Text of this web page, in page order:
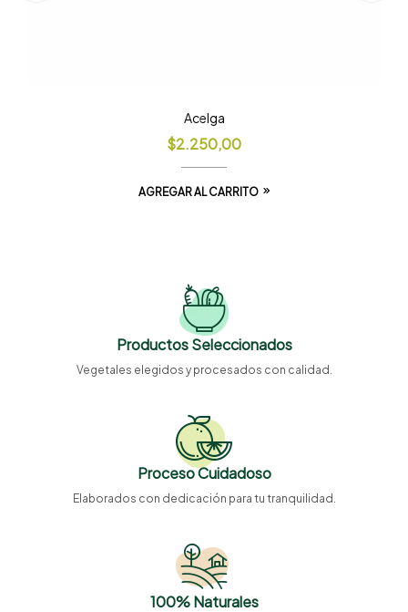
Acelga
$2.250,00
AGREGAR AL CARRITO
Productos Seleccionados
Vegetales elegidos y procesados con calidad.
Proceso Cuidadoso
Elaborados con dedicación para tu tranquilidad.
100% Naturales